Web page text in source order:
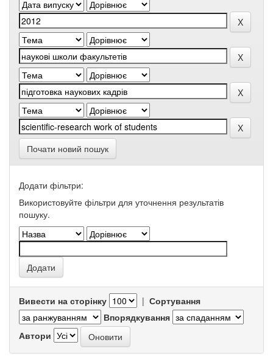
Почати новий пошук
Додати фільтри:
Використовуйте фільтри для уточнення результатів
пошуку.
Вивести на сторінку | Сортування
Впорядкування
Автори